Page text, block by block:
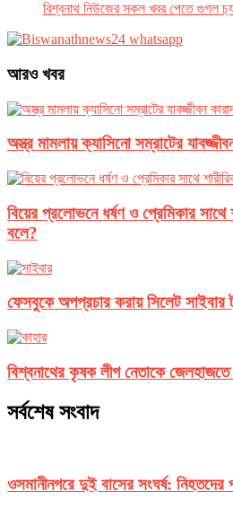
বিশ্বনাথ নিউজের সকল খবর পেতে গুগল
আরও খবর
অস্ত্র মামলায় ক্যাসিনো সম্রাটের
বিয়ের প্রলোভনে ধর্ষণ ও প্রেমিকার
বলে?
ফেসবুকে অপপ্রচার করায় সিলেট সাইবার
বিশ্বনাথের কৃষক লীগ নেতাকে
সর্বশেষ সংবাদ
ওসমানীনগরে দুই বাসের সংঘর্ষ: নিহতদের